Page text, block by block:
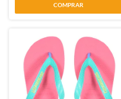
COMPRAR